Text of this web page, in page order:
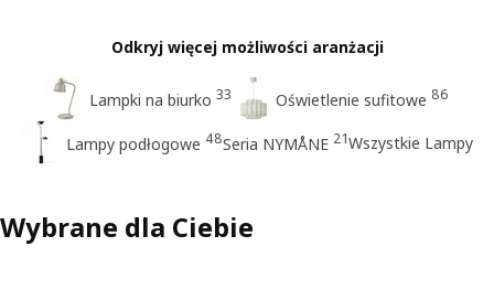
Odkryj więcej możliwości aranżacji
Lampki na biurko 33 Oświetlenie sufitowe 86
Lampy podłogowe 48Seria NYMÅNE 21Wszystkie Lampy
Wybrane dla Ciebie